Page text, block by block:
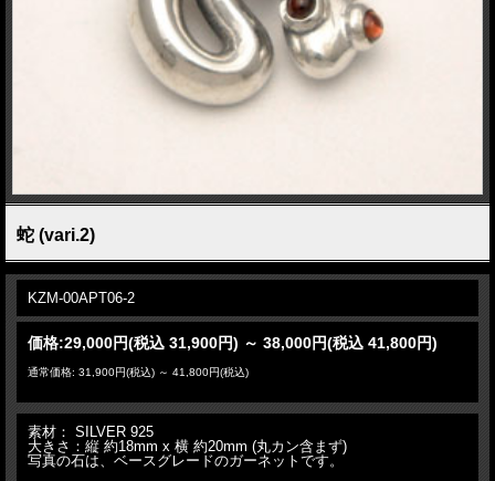
蛇 (vari.2)
KZM-00APT06-2
価格:29,000円(税込 31,900円) ～ 38,000円(税込 41,800円)
通常価格: 31,900円(税込) ～ 41,800円(税込)
素材： SILVER 925
大きさ：縦 約18mm x 横 約20mm (丸カン含まず)
写真の石は、ベースグレードのガーネットです。